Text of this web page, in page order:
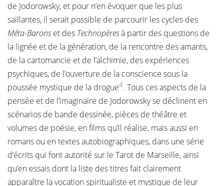
de Jodorowsky, et pour n’en évoquer que les plus
saillantes, il serait possible de parcourir les cycles des
Méta-Baronset des Technopèresà partir des questions de
la lignée et de la génération, de la rencontre des amants,
de la cartomancie et de l’alchimie, des expériences
psychiques, de l’ouverture de la conscience sous la
poussée mystique de la drogue4. Tous ces aspects de la
pensée et de l’imaginaire de Jodorowsky se déclinent en
scénarios de bande dessinée, pièces de théâtre et
volumes de poésie, en films qu’il réalise, mais aussi en
romans ou en textes autobiographiques, dans une série
d’écrits qui font autorité sur le Tarot de Marseille, ainsi
qu’en essais dont la liste des titres fait clairement
apparaître la vocation spiritualiste et mystique de leur